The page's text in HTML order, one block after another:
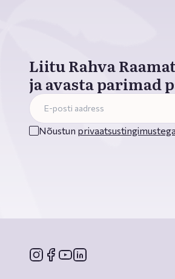
Liitu Rahva
ja avasta parimad
Nõustun privaatsustingimustega